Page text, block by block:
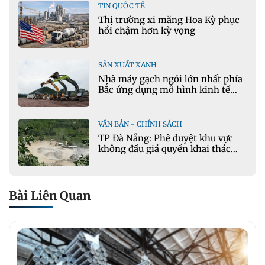
TIN QUỐC TẾ
Thị trường xi măng Hoa Kỳ phục
hồi chậm hơn kỳ vọng
SẢN XUẤT XANH
Nhà máy gạch ngói lớn nhất phía
Bắc ứng dụng mô hình kinh tế
VĂN BẢN - CHÍNH SÁCH
TP Đà Nẵng: Phê duyệt khu vực
không đấu giá quyền khai thác
Bài Liên Quan